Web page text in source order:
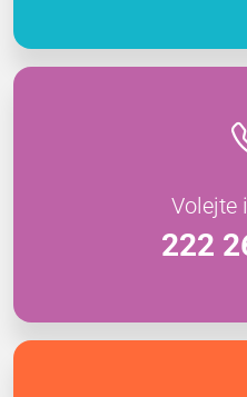
Volejte
222